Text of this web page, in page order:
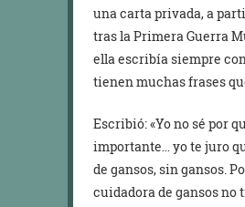
una carta privada, a
tras la Primera Guerra
ella escribía siempre
tienen muchas frases
Escribió: «Yo no sé por
importante… yo te juro
de gansos, sin gansos.
cuidadora de gansos no